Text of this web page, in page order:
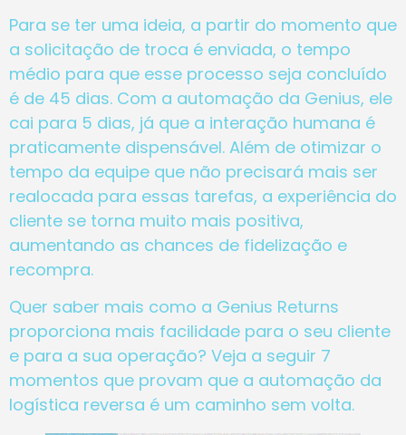
Para se ter uma ideia, a partir do momento que
a solicitação de troca é enviada, o tempo
médio para que esse processo seja concluído
é de 45 dias. Com a automação da Genius, ele
cai para 5 dias, já que a interação humana é
praticamente dispensável. Além de otimizar o
tempo da equipe que não precisará mais ser
realocada para essas tarefas, a experiência do
cliente se torna muito mais positiva,
aumentando as chances de fidelização e
recompra.
Quer saber mais como a Genius Returns
proporciona mais facilidade para o seu cliente
e para a sua operação? Veja a seguir 7
momentos que provam que a automação da
logística reversa é um caminho sem volta.